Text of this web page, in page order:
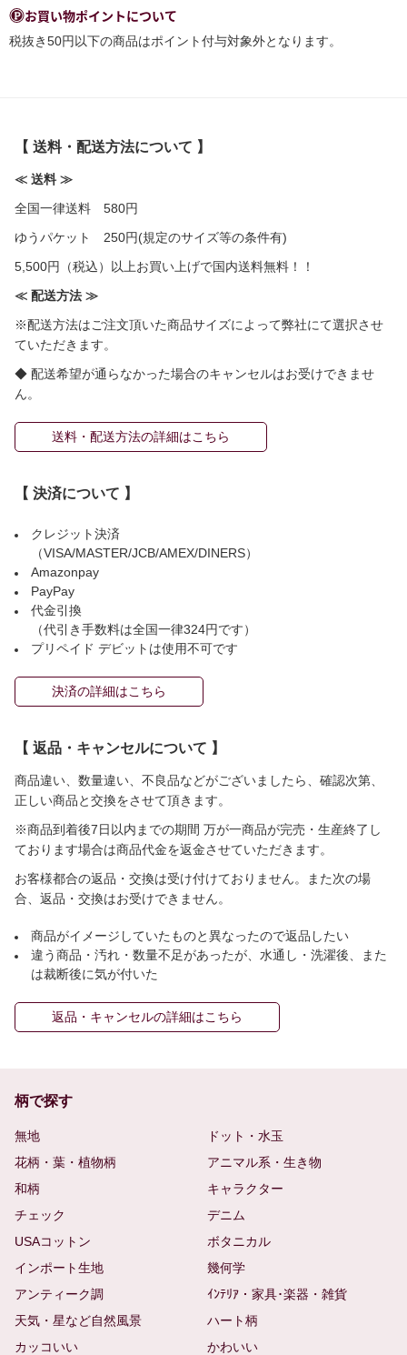
お買い物ポイントについて
税抜き50円以下の商品はポイント付与対象外となります。
【 送料・配送方法について 】
≪ 送料 ≫
全国一律送料 580円
ゆうパケット 250円(規定のサイズ等の条件有)
5,500円（税込）以上お買い上げで国内送料無料！！
≪ 配送方法 ≫
※配送方法はご注文頂いた商品サイズによって弊社にて選択させ
ていただきます。
◆ 配送希望が通らなかった場合のキャンセルはお受けできませ
ん。
送料・配送方法の詳細はこちら
【 決済について 】
クレジット決済
（VISA/MASTER/JCB/AMEX/DINERS）
Amazonpay
PayPay
代金引換
（代引き手数料は全国一律324円です）
プリペイド デビットは使用不可です
決済の詳細はこちら
【 返品・キャンセルについて 】
商品違い、数量違い、不良品などがございましたら、確認次第、
正しい商品と交換をさせて頂きます。
※商品到着後7日以内までの期間 万が一商品が完売・生産終了し
ております場合は商品代金を返金させていただきます。
お客様都合の返品・交換は受け付けておりません。また次の場
合、返品・交換はお受けできません。
商品がイメージしていたものと異なったので返品したい
違う商品・汚れ・数量不足があったが、水通し・洗濯後、また
は裁断後に気が付いた
返品・キャンセルの詳細はこちら
柄で探す
無地
ドット・水玉
花柄・葉・植物柄
アニマル系・生き物
和柄
キャラクター
チェック
デニム
USAコットン
ボタニカル
インポート生地
幾何学
アンティーク調
ｲﾝﾃﾘｱ・家具･楽器・雑貨
天気・星など自然風景
ハート柄
カッコいい
かわいい